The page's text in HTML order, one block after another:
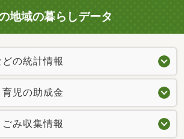
地域の暮らしデータ
の統計情報
児の助成金
み収集情報